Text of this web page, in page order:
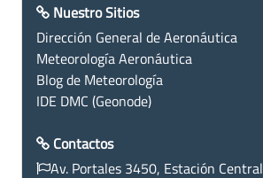
Nuestro Sitios
Dirección General de Aeronáutica
Meteorología Aeronáutica
Blog de Meteorología
IDE DMC (Geonode)
Contactos
Av. Portales 3450, Estación Central